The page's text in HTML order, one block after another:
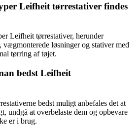
Leifheit tørrestativer findes
Leifheit tørrestativer, herunder
vægmonterede løsninger og stativer med
tørring af tøjet.
bedst Leifheit
bedst muligt anbefales det at
undgå at overbelaste dem og opbevare
er i brug.